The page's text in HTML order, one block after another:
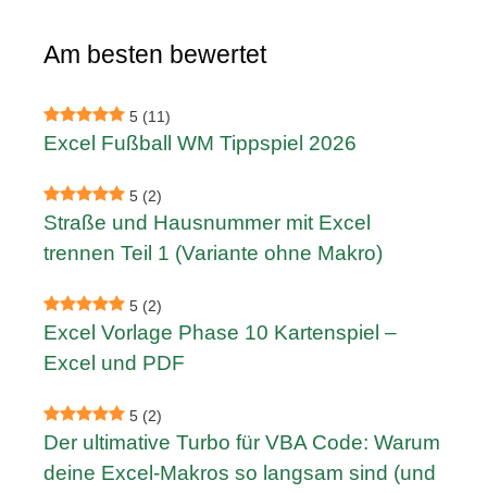
Am besten bewertet
5 (11)
Excel Fußball WM Tippspiel 2026
5 (2)
Straße und Hausnummer mit Excel
trennen Teil 1 (Variante ohne Makro)
5 (2)
Excel Vorlage Phase 10 Kartenspiel –
Excel und PDF
5 (2)
Der ultimative Turbo für VBA Code: Warum
deine Excel-Makros so langsam sind (und